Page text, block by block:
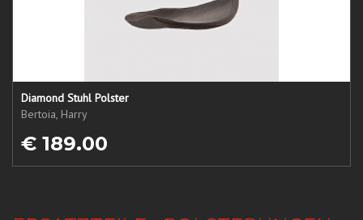
Diamond Stuhl Polster
Bertoia, Harry
€ 189.00